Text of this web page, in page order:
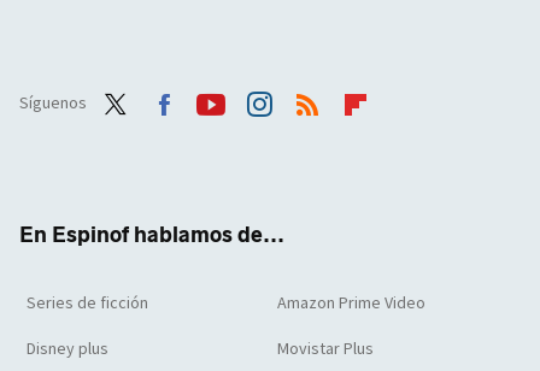
Síguenos
En Espinof hablamos de...
Series de ficción Amazon Prime Video
Disney plus Movistar Plus